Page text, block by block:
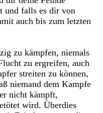
und falls es dir von
auch bis zum letzten
zu kämpfen, niemals
zu ergreifen, auch
streiten zu können,
niemand dem Kampfe
nicht kämpft,
wird. Überdies